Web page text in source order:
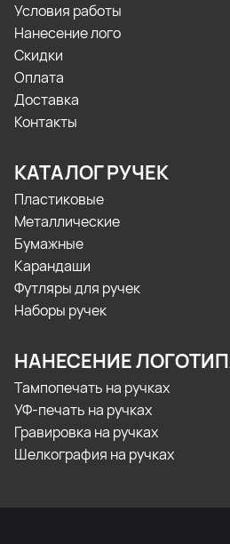
Условия работы
Нанесение лого
Скидки
Оплата
Доставка
Контакты
КАТАЛОГ РУЧЕК
Пластиковые
Металлические
Бумажные
Карандаши
Футляры для ручек
Наборы ручек
НАНЕСЕНИЕ
Тампопечать на ручках
УФ-печать на ручках
Гравировка на ручках
Шелкография на ручках